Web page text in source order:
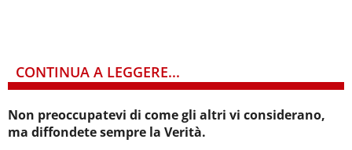
CONTINUA A LEGGERE...
Non preoccupatevi di come gli altri vi considerano,
ma diffondete sempre la Verità.